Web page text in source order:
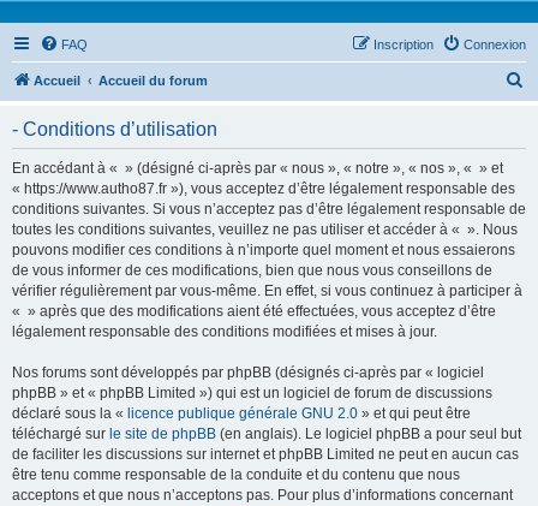
FAQ Connexion
Inscription
Accueil Accueil du forum
- Conditions d’utilisation
En accédant à « » (désigné ci-après par « nous », « notre », « nos », « » et
« https://www.autho87.fr »), vous acceptez d’être légalement responsable des
conditions suivantes. Si vous n’acceptez pas d’être légalement responsable de
toutes les conditions suivantes, veuillez ne pas utiliser et accéder à « ». Nous
pouvons modifier ces conditions à n’importe quel moment et nous essaierons
de vous informer de ces modifications, bien que nous vous conseillons de
vérifier régulièrement par vous-même. En effet, si vous continuez à participer à
« » après que des modifications aient été effectuées, vous acceptez d’être
légalement responsable des conditions modifiées et mises à jour.
Nos forums sont développés par phpBB (désignés ci-après par « logiciel
phpBB » et « phpBB Limited ») qui est un logiciel de forum de discussions
déclaré sous la « licence publique générale GNU 2.0 » et qui peut être
téléchargé sur le site de phpBB (en anglais). Le logiciel phpBB a pour seul but
de faciliter les discussions sur internet et phpBB Limited ne peut en aucun cas
être tenu comme responsable de la conduite et du contenu que nous
acceptons et que nous n’acceptons pas. Pour plus d’informations concernant